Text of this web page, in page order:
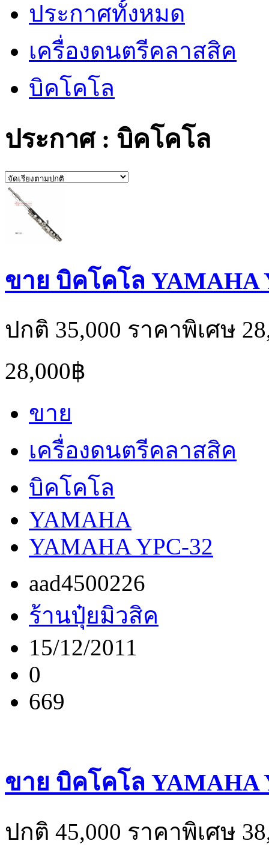
ประกาศทั้งหมด
เครื่องดนตรีคลาสสิค
บิคโคโล
ประกาศ : บิคโคโล
ขาย บิคโคโล YAMAHA
ปกติ 35,000 ราคาพิเศษ
28,000฿
ขาย
เครื่องดนตรีคลาสสิค
บิคโคโล
YAMAHA
YAMAHA YPC-32
aad4500226
ร้านปุ๋ยมิวสิค
15/12/2011
0
669
ขาย บิคโคโล YAMAHA
ปกติ 45,000 ราคาพิเศษ